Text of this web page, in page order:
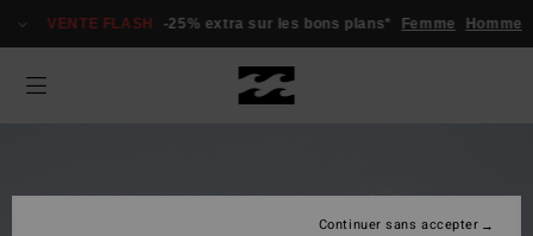
VENTE FLASH -25% extra sur les bons plans* Femme Homme
Continuer sans accepter